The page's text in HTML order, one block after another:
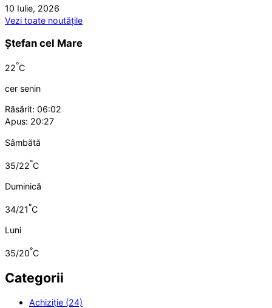
10 Iulie, 2026
Vezi toate noutățile
Ștefan cel Mare
22°C
cer senin
Răsărit: 06:02
Apus: 20:27
Sâmbătă
35/22°C
Duminică
34/21°C
Luni
35/20°C
Categorii
Achiziție (24)